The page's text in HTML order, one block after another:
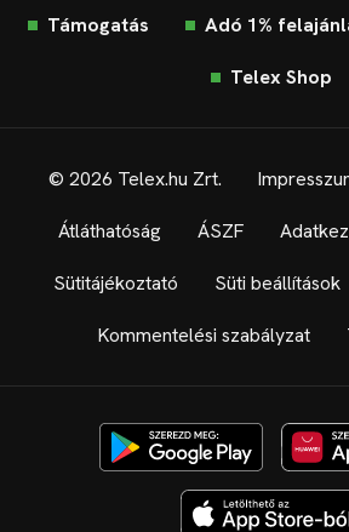
Támogatás Adó 1%
Telex Shop
© 2026 Telex.hu Zrt.
Átláthatóság ÁSZF
Sütitájékoztató Süti beállítások
Kommentelési szabályzat